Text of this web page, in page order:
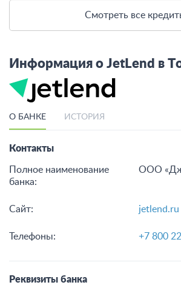
Смотреть все
Информация о JetLend в
О БАНКЕ ИСТОРИЯ
Контакты
Полное наименование
банка:
ООО
Сайт: jetlend.ru
Телефоны: +7 800
Реквизиты банка